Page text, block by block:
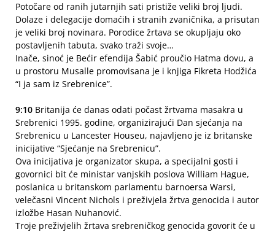
Potočare od ranih jutarnjih sati pristiže veliki broj ljudi.
Dolaze i delegacije domaćih i stranih zvaničnika, a prisutan
je veliki broj novinara. Porodice žrtava se okupljaju oko
postavljenih tabuta, svako traži svoje…
Inače, sinoć je Bećir efendija Šabić proučio Hatma dovu, a
u prostoru Musalle promovisana je i knjiga Fikreta Hodžića
“I ja sam iz Srebrenice”.
9:10 Britanija će danas odati počast žrtvama masakra u
Srebrenici 1995. godine, organizirajući Dan sjećanja na
Srebrenicu u Lancester Houseu, najavljeno je iz britanske
inicijative “Sjećanje na Srebrenicu”.
Ova inicijativa je organizator skupa, a specijalni gosti i
govornici bit će ministar vanjskih poslova William Hague,
poslanica u britanskom parlamentu barnoersa Warsi,
velečasni Vincent Nichols i preživjela žrtva genocida i autor
izložbe Hasan Nuhanović.
Troje preživjelih žrtava srebreničkog genocida govorit će u